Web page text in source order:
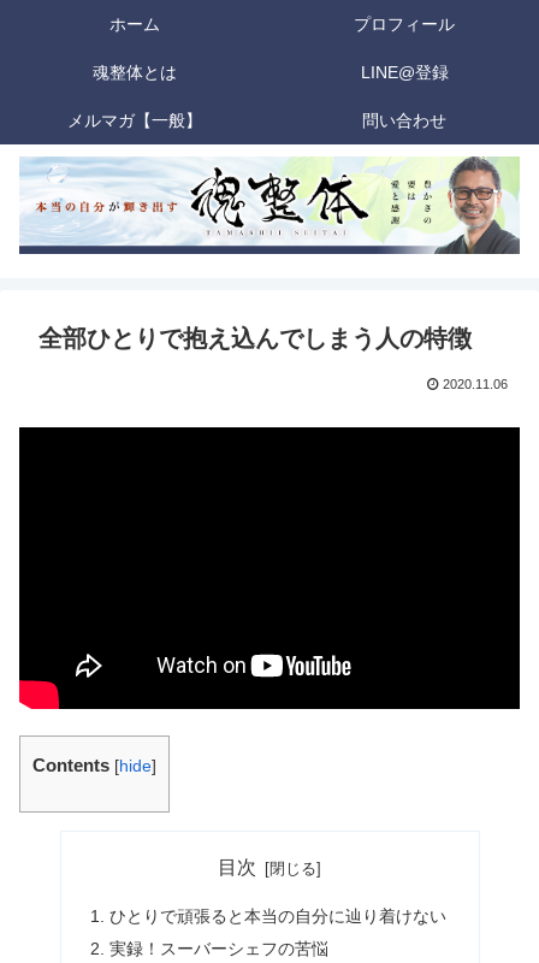
ホーム プロフィール
魂整体とは LINE@登録
メルマガ【一般】 問い合わせ
全部ひとりで抱え込んでしまう人の特徴
2020.11.06
Contents [hide]
目次
ひとりで頑張ると本当の自分に辿り着けない
実録！スーバーシェフの苦悩